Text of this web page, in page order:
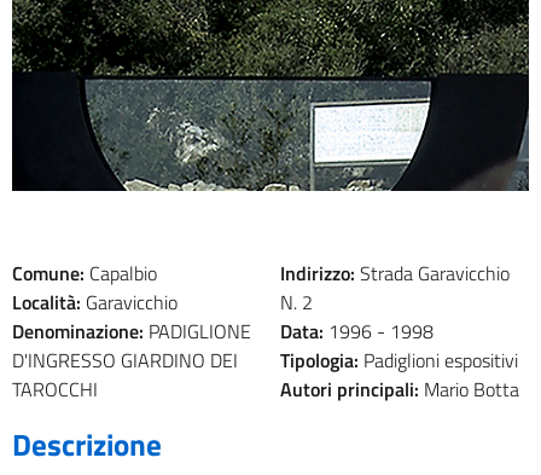
Comune: Capalbio
Località: Garavicchio
Denominazione: PADIGLIONE
D'INGRESSO GIARDINO DEI
TAROCCHI
Indirizzo: Strada Garavicchio
N. 2
Data: 1996 - 1998
Tipologia: Padiglioni espositivi
Autori principali: Mario Botta
Descrizione